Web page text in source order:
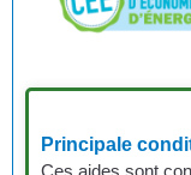
Principale